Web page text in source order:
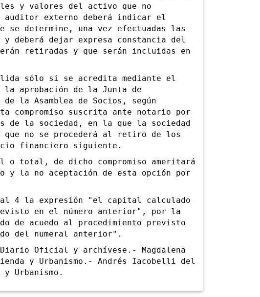
y valores del activo que no
auditor externo deberá indicar el
se determine, una vez efectuadas las
y deberá dejar expresa constancia del
retiradas y que serán incluidas en
sólo si se acredita mediante el
la aprobación de la Junta de
la Asamblea de Socios, según
compromiso suscrita ante notario por
de la sociedad, en la que la sociedad
que no se procederá al retiro de los
financiero siguiente.
total, de dicho compromiso ameritará
y la no aceptación de esta opción por
4 la expresión "el capital calculado
en el número anterior", por la
de acuedo al procedimiento previsto
del numeral anterior".
Oficial y archívese.- Magdalena
y Urbanismo.- Andrés Iacobelli del
Urbanismo.